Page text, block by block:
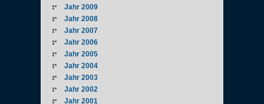
Jahr 2009
Jahr 2008
Jahr 2007
Jahr 2006
Jahr 2005
Jahr 2004
Jahr 2003
Jahr 2002
Jahr 2001